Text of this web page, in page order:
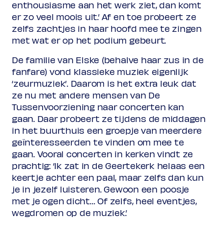
enthousiasme aan het werk ziet, dan komt
er zo veel moois uit.’ Af en toe probeert ze
zelfs zachtjes in haar hoofd mee te zingen
met wat er op het podium gebeurt.
De familie van Elske (behalve haar zus in de
fanfare) vond klassieke muziek eigenlijk
‘zeurmuziek’. Daarom is het extra leuk dat
ze nu met andere mensen van De
Tussenvoorziening naar concerten kan
gaan. Daar probeert ze tijdens de middagen
in het buurthuis een groepje van meerdere
geïnteresseerden te vinden om mee te
gaan. Vooral concerten in kerken vindt ze
prachtig: ‘Ik zat in de Geertekerk helaas een
keertje achter een paal, maar zelfs dan kun
je in jezelf luisteren. Gewoon een poosje
met je ogen dicht… Of zelfs, heel eventjes,
wegdromen op de muziek.’